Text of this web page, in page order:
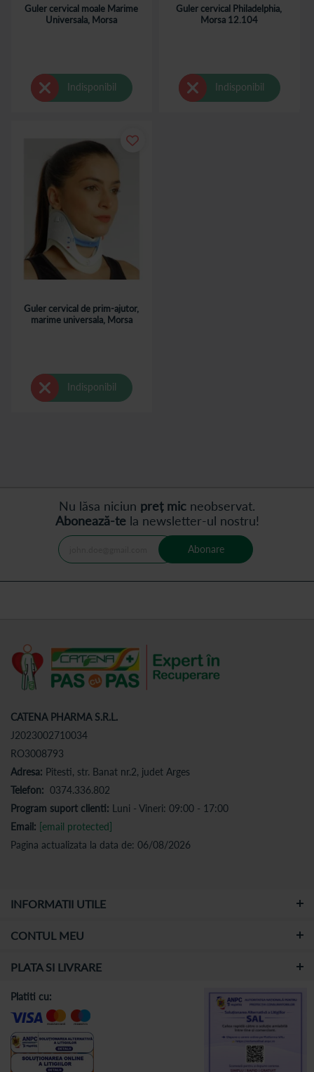
Guler cervical moale Marime
Universala, Morsa
Indisponibil
Guler cervical Philadelphia,
Morsa 12.104
Indisponibil
Guler cervical de prim-ajutor,
marime universala, Morsa
Indisponibil
Nu lăsa niciun preț mic neobservat.
Abonează-tela newsletter-ul nostru!
Abonare
CATENA PHARMA S.R.L.
J2023002710034
RO3008793
Adresa: Pitesti, str. Banat nr.2, judet Arges
Telefon: 0374.336.802
Program suport clienti: Luni - Vineri: 09:00 - 17:00
Email: [email protected]
Pagina actualizata la data de: 06/08/2026
INFORMATII UTILE
CONTUL MEU
PLATA SI LIVRARE
Platiti cu: